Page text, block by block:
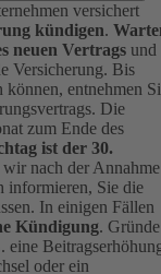
versichert
kündigen.
neuen Vertrags und
Versicherung. Bis
entnehmen
Die
zum Ende des
ist der 30.
wir nach der Annahme
informieren, Sie die
In einigen Fällen
Kündigung. Gründe
eine
oder ein